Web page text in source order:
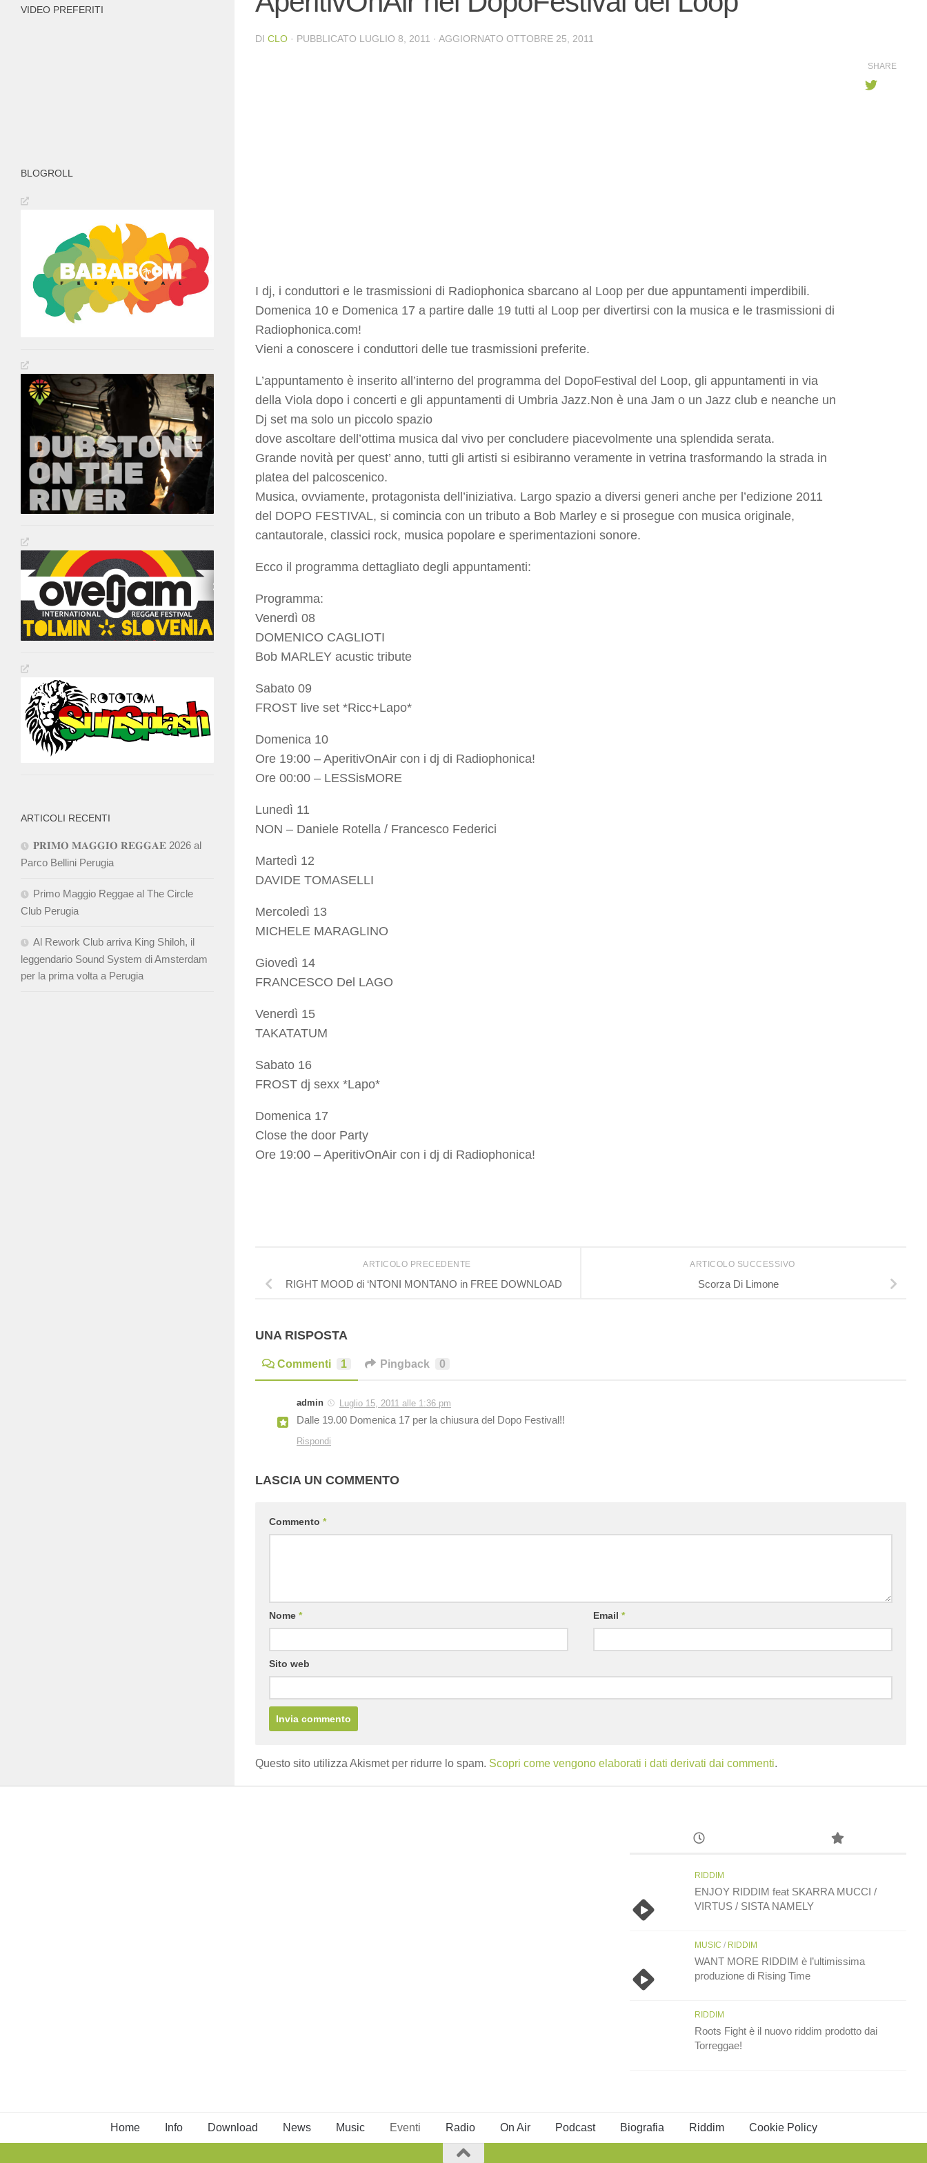
DI CLO · PUBBLICATO LUGLIO 8, 2011 · AGGIORNATO OTTOBRE 25, 2011
I dj, i conduttori e le trasmissioni di Radiophonica sbarcano al Loop per due appuntamenti imperdibili.
Domenica 10 e Domenica 17 a partire dalle 19 tutti al Loop per divertirsi con la musica e le trasmissioni di
Radiophonica.com!
Vieni a conoscere i conduttori delle tue trasmissioni preferite.
L’appuntamento è inserito all’interno del programma del DopoFestival del Loop, gli appuntamenti in via
della Viola dopo i concerti e gli appuntamenti di Umbria Jazz.Non è una Jam o un Jazz club e neanche un
Dj set ma solo un piccolo spazio
dove ascoltare dell’ottima musica dal vivo per concludere piacevolmente una splendida serata.
Grande novità per quest’ anno, tutti gli artisti si esibiranno veramente in vetrina trasformando la strada in
platea del palcoscenico.
Musica, ovviamente, protagonista dell’iniziativa. Largo spazio a diversi generi anche per l’edizione 2011
del DOPO FESTIVAL, si comincia con un tributo a Bob Marley e si prosegue con musica originale,
cantautorale, classici rock, musica popolare e sperimentazioni sonore.
Ecco il programma dettagliato degli appuntamenti:
Programma:
Venerdì 08
DOMENICO CAGLIOTI
Bob MARLEY acustic tribute
Sabato 09
FROST live set *Ricc+Lapo*
Domenica 10
Ore 19:00 – AperitivOnAir con i dj di Radiophonica!
Ore 00:00 – LESSisMORE
Lunedì 11
NON – Daniele Rotella / Francesco Federici
Martedì 12
DAVIDE TOMASELLI
Mercoledì 13
MICHELE MARAGLINO
Giovedì 14
FRANCESCO Del LAGO
Venerdì 15
TAKATATUM
Sabato 16
FROST dj sexx *Lapo*
Domenica 17
Close the door Party
Ore 19:00 – AperitivOnAir con i dj di Radiophonica!
SHARE
ARTICOLO SUCCESSIVO
Scorza Di Limone
ARTICOLO PRECEDENTE
RIGHT MOOD di ‘NTONI MONTANO in FREE DOWNLOAD
UNA RISPOSTA
Commenti 1 Pingback 0
admin Luglio 15, 2011 alle 1:36 pm
Dalle 19.00 Domenica 17 per la chiusura del Dopo Festival!!
Rispondi
LASCIA UN COMMENTO
Commento *
Nome * Email*
Sito web
Questo sito utilizza Akismet per ridurre lo spam. Scopri come vengono elaborati i dati derivati dai commenti.
VIDEO PREFERITI
BLOGROLL
ARTICOLI RECENTI
𝐏𝐑𝐈𝐌𝐎 𝐌𝐀𝐆𝐆𝐈𝐎 𝐑𝐄𝐆𝐆𝐀𝐄 2026 al
Parco Bellini Perugia
Primo Maggio Reggae al The Circle
Club Perugia
Al Rework Club arriva King Shiloh, il
leggendario Sound System di Amsterdam
per la prima volta a Perugia
RIDDIM
ENJOY RIDDIM feat SKARRA MUCCI /
VIRTUS / SISTA NAMELY
MUSIC / RIDDIM
WANT MORE RIDDIM è l’ultimissima
produzione di Rising Time
RIDDIM
Roots Fight è il nuovo riddim prodotto dai
Torreggae!
Home Info Download News Music Eventi Radio On Air Podcast Biografia Riddim Cookie Policy